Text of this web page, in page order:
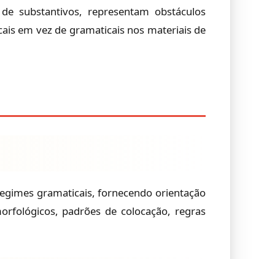
substantivos, representam obstáculos
em vez de gramaticais nos materiais de
gramaticais, fornecendo orientação
padrões de colocação, regras